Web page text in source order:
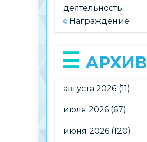
деятельность
Награждение
АРХИВ
августа 2026 (11)
июля 2026 (67)
июня 2026 (120)